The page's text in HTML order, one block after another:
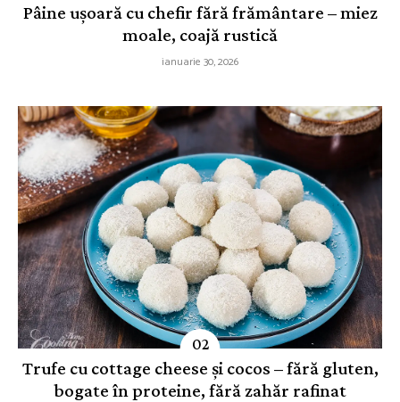
Pâine ușoară cu chefir fără frământare – miez
moale, coajă rustică
ianuarie 30, 2026
Trufe cu cottage cheese și cocos – fără gluten,
bogate în proteine, fără zahăr rafinat